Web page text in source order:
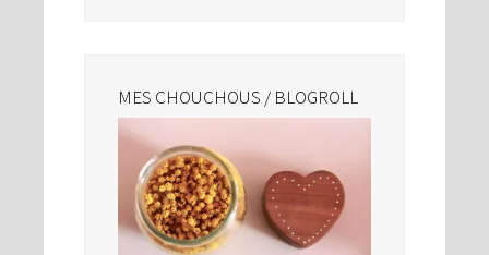
MES CHOUCHOUS / BLOGROLL